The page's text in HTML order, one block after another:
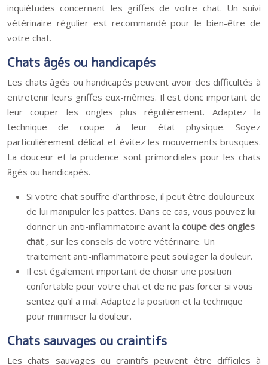
inquiétudes concernant les griffes de votre chat. Un suivi
vétérinaire régulier est recommandé pour le bien-être de
votre chat.
Chats âgés ou handicapés
Les chats âgés ou handicapés peuvent avoir des difficultés à
entretenir leurs griffes eux-mêmes. Il est donc important de
leur couper les ongles plus régulièrement. Adaptez la
technique de coupe à leur état physique. Soyez
particulièrement délicat et évitez les mouvements brusques.
La douceur et la prudence sont primordiales pour les chats
âgés ou handicapés.
Si votre chat souffre d’arthrose, il peut être douloureux
de lui manipuler les pattes. Dans ce cas, vous pouvez lui
donner un anti-inflammatoire avant la coupe des ongles
chat , sur les conseils de votre vétérinaire. Un
traitement anti-inflammatoire peut soulager la douleur.
Il est également important de choisir une position
confortable pour votre chat et de ne pas forcer si vous
sentez qu’il a mal. Adaptez la position et la technique
pour minimiser la douleur.
Chats sauvages ou craintifs
Les chats sauvages ou craintifs peuvent être difficiles à